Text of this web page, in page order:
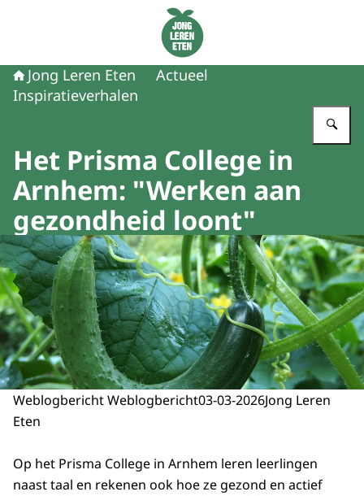
Naar de homepage van Jong Leren Eten
Jong Leren Eten
Actueel
Inspiratieverhalen
Het Prisma College in
Arnhem: "Werken aan
gezondheid loont"
Weblogbericht Weblogbericht03-03-2026Jong Leren
Eten
Op het Prisma College in Arnhem leren leerlingen
naast taal en rekenen ook hoe ze gezond en actief